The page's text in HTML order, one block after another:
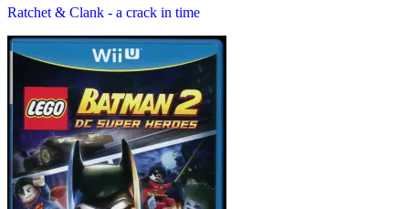
Ratchet & Clank - a crack in time